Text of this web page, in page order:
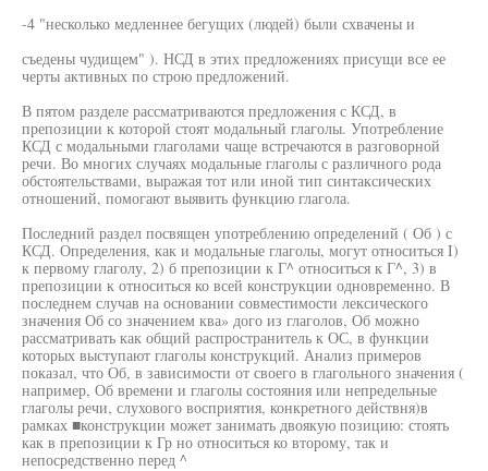
-4 "несколько медленнее бегущих (людей) были схвачены и
съедены чудищем" ). НСД в этих предложениях присущи все ее
черты активных по строю предложений.
В пятом разделе рассматриваются предложения с КСД, в
препозиции к которой стоят модальный глаголы. Употребление
КСД с модальными глаголами чаще встречаются в разговорной
речи. Во многих случаях модальные глаголы с различного рода
обстоятельствами, выражая тот или иной тип синтаксических
отношений, помогают выявить функцию глагола.
Последний раздел посвящен употреблению определений ( Об ) с
КСД. Определения, как и модальные глаголы, могут относиться I)
к первому глаголу, 2) б препозиции к Г^ относиться к Г^, 3) в
препозиции к относиться ко всей конструкции одновременно. В
последнем случав на основании совместимости лексического
значения Об со значением ква» дого из глаголов, Об можно
рассматривать как общий распространитель к ОС, в функции
которых выступают глаголы конструкций. Анализ примеров
показал, что Об, в зависимости от своего в глагольного значения (
например, Об времени и глаголы состояния или непредельные
глаголы речи, слухового восприятия, конкретного действня)в
рамках ■конструкции может занимать двоякую позицию: стоять
как в препозиции к Гр но относиться ко второму, так и
непосредственно перед ^